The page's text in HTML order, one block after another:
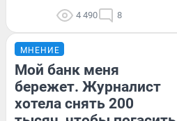
4 490 8
МНЕНИЕ
Мой банк меня
бережет. Журналист
хотела снять 200